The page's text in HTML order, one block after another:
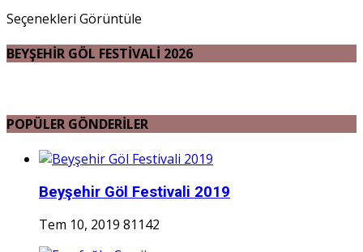
Seçenekleri Görüntüle
BEYŞEHİR GÖL FESTİVALİ 2026
POPÜLER GÖNDERİLER
Beyşehir Göl Festivali 2019
Tem 10, 2019 81142